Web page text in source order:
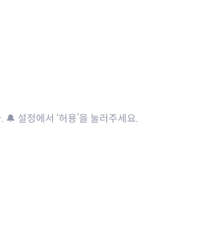
설정에서 ‘허용’을 눌러주세요.